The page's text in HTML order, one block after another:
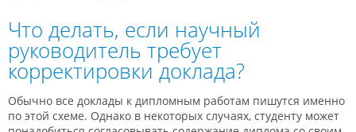
Что делать, если научный
руководитель требует
корректировки доклада?
Обычно все доклады к дипломным работам пишутся именно
по этой схеме. Однако в некоторых случаях, студенту может